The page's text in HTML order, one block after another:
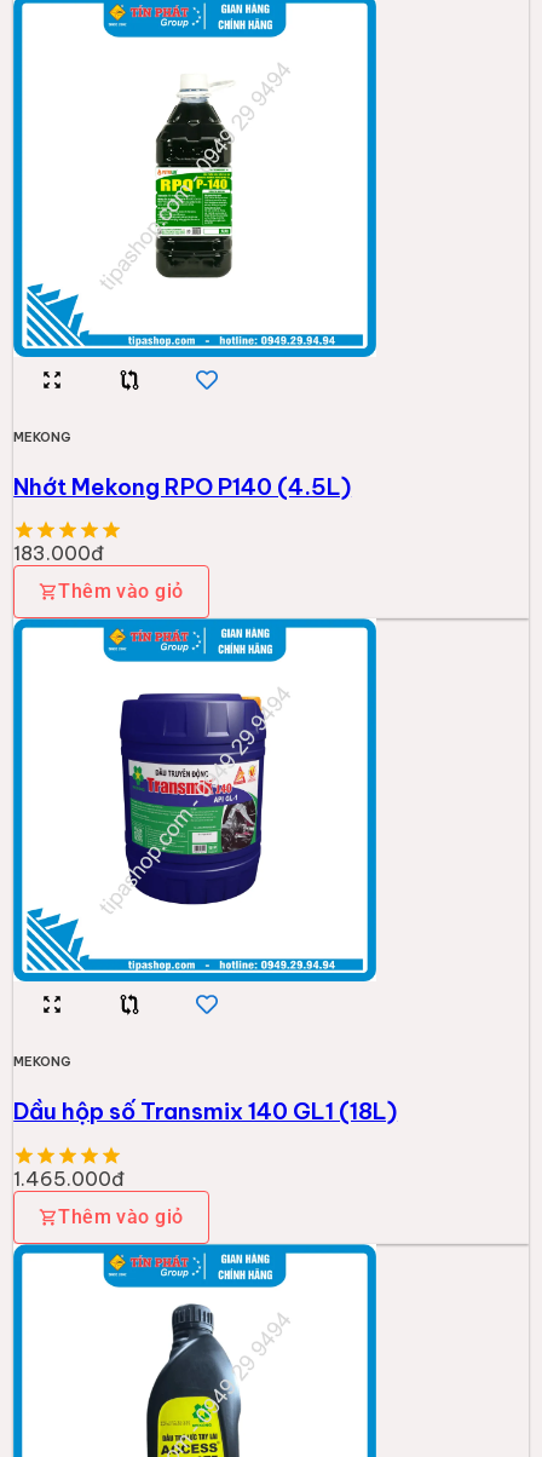
MEKONG
Nhớt Mekong RPO P140 (4.5L)
183.000đ
Thêm vào giỏ
MEKONG
Dầu hộp số Transmix 140 GL1 (18L)
1.465.000đ
Thêm vào giỏ